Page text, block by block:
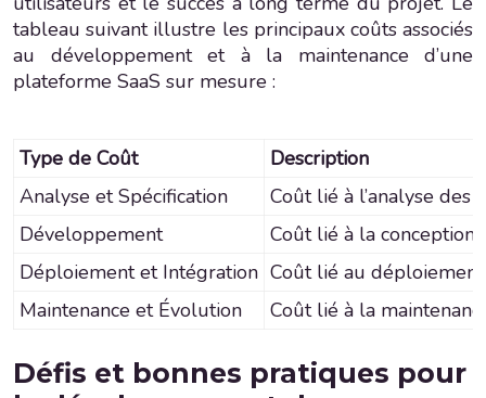
tableau suivant illustre les principaux coûts associés
au développement et à la maintenance d’une
plateforme SaaS sur mesure :
Type de Coût
Description
Analyse et Spécification
Coût lié à l’analyse des
Développement
Coût lié à la
Déploiement et Intégration Coût lié au
Maintenance et Évolution
Coût lié à la
Défis et bonnes pratiques pour